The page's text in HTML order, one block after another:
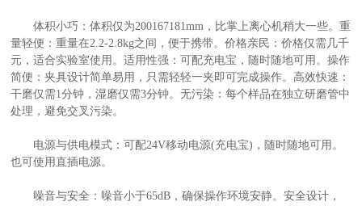
体积小巧：体积仅为200167181mm，比掌上离心机稍大一些。重
量轻便：重量在2.2-2.8kg之间，便于携带。价格亲民：价格仅需几千
元，适合实验室使用。适用性强：可配充电宝，随时随地可用。操作
简便：夹具设计简单易用，只需轻轻一夹即可完成操作。高效快速：
干磨仅需1分钟，湿磨仅需3分钟。无污染：每个样品在独立研磨管中
处理，避免交叉污染。
电源与供电模式：可配24V移动电源(充电宝)，随时随地可用。
也可使用直插电源。
噪音与安全：噪音小于65dB，确保操作环境安静。安全设计，